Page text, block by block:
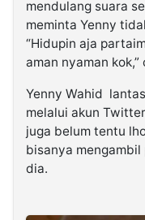
mendulang suara
meminta Yenny
“Hidupin aja
aman nyaman kok,”
Yenny Wahid
melalui akun
juga belum tentu
bisanya
dia.